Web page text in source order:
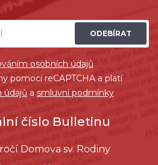
ODEBÍRAT
osobních údajů
pomocí reCAPTCHA a platí
údajů a smluvní podmínky
číslo Bulletinu
Domova sv. Rodiny